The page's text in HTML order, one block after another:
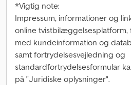
*Vigtig note:
Impressum, informationer og
online
med kundeinformation og
samt fortrydelsesvejledning og
standardfortrydelsesformular
på "Juridiske oplysninger".